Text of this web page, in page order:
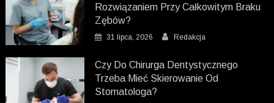
Rozwiązaniem Przy Całkowitym Braku
Zębów?
31 lipca, 2026 Redakcja
Czy Do Chirurga Dentystycznego
Trzeba Mieć Skierowanie Od
Stomatologa?